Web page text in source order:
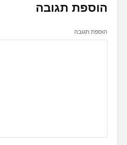
הוספת תגובה
הוספת תגובה